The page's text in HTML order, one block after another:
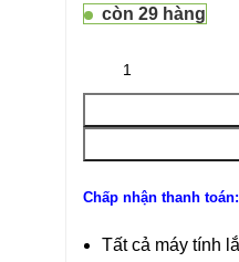
còn 29 hàng
Chấp nhận thanh toán:
Tất cả máy tính